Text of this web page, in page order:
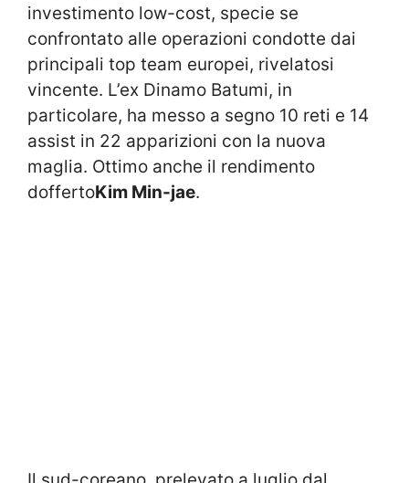
investimento low-cost, specie se
confrontato alle operazioni condotte dai
principali top team europei, rivelatosi
vincente. L’ex Dinamo Batumi, in
particolare, ha messo a segno 10 reti e 14
assist in 22 apparizioni con la nuova
maglia. Ottimo anche il rendimento
doffertoKim Min-jae.